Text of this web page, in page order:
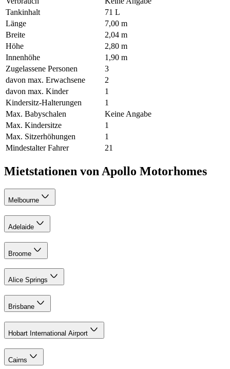
Tankinhalt
71 L
Länge
7,00 m
Breite
2,04 m
Höhe
2,80 m
Innenhöhe
1,90 m
Zugelassene Personen
3
davon max. Erwachsene
2
davon max. Kinder
1
Kindersitz-Halterungen
1
Max. Babyschalen
Keine Angabe
Max. Kindersitze
1
Max. Sitzerhöhungen
1
Mindestalter Fahrer
21
Mietstationen von Apollo Motorhomes
Melbourne
Adelaide
Broome
Alice Springs
Brisbane
Hobart International Airport
Cairns